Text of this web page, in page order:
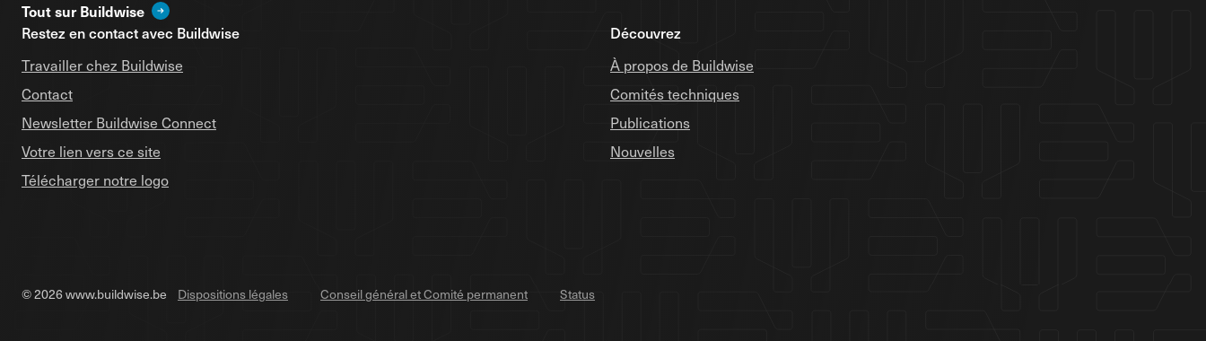
Tout sur Buildwise
Restez en contact avec Buildwise
Travailler chez Buildwise
Contact
Newsletter Buildwise Connect
Votre lien vers ce site
Télécharger notre logo
Découvrez
À propos de Buildwise
Comités techniques
Publications
Nouvelles
© 2026 www.buildwise.be Dispositions légales Conseil général et Comité permanent Status